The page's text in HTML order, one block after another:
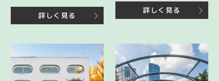
詳しく見る
詳しく見る